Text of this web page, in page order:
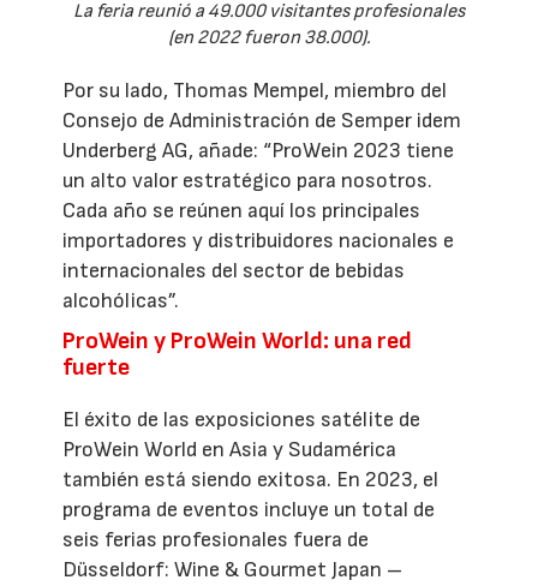
La feria reunió a 49.000 visitantes profesionales
(en 2022 fueron 38.000).
Por su lado, Thomas Mempel, miembro del
Consejo de Administración de Semper idem
Underberg AG, añade: “ProWein 2023 tiene
un alto valor estratégico para nosotros.
Cada año se reúnen aquí los principales
importadores y distribuidores nacionales e
internacionales del sector de bebidas
alcohólicas”.
ProWein y ProWein World: una red
fuerte
El éxito de las exposiciones satélite de
ProWein World en Asia y Sudamérica
también está siendo exitosa. En 2023, el
programa de eventos incluye un total de
seis ferias profesionales fuera de
Düsseldorf: Wine & Gourmet Japan –